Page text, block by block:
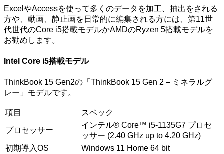
ExcelやAccessを使って多くのデータを加工、抽出をされる
方や、動画、静止画を日常的に編集される方には、第11世
代世代のCore i5搭載モデルかAMDのRyzen 5搭載モデルを
お勧めします。
Intel Core i5搭載モデル
ThinkBook 15 Gen2の「ThinkBook 15 Gen 2 – ミネラルグ
レー」モデルです。
項目 スペック
プロセッサー
インテル® Core™ i5-1135G7 プロセ
ッサー (2.40 GHz up to 4.20 GHz)
初期導入OS
Windows 11 Home 64 bit